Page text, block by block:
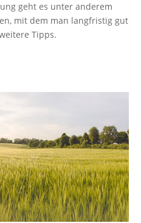
geht es unter anderem
mit dem man langfristig gut
Tipps.